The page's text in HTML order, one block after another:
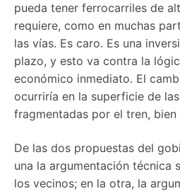
pueda tener ferrocarriles de
requiere, como en muchas
las vías. Es caro. Es una
plazo, y esto va contra la
económico inmediato. El
ocurriría en la superficie de
fragmentadas por el tren, bien
De las dos propuestas del
una la argumentación técnica
los vecinos; en la otra, la